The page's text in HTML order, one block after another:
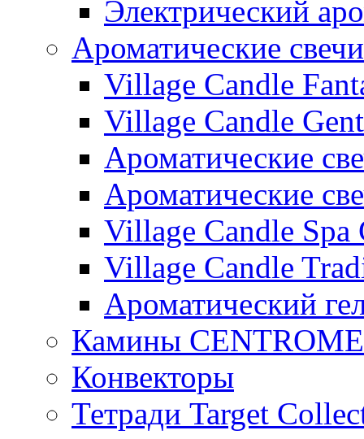
Электрический
Ароматические
Village Candle
Village Candle
Ароматические
Ароматические
Village Candle Spa
Village Candle
Ароматический
Камины
Конвекторы
Тетради Target